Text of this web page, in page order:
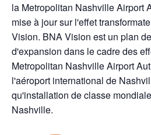
la Metropolitan Nashville Airport
mise à jour sur l'effet
Vision. BNA Vision est un plan
d'expansion dans le cadre des
Metropolitan Nashville Airport
l'aéroport international de
qu'installation de classe
Nashville.